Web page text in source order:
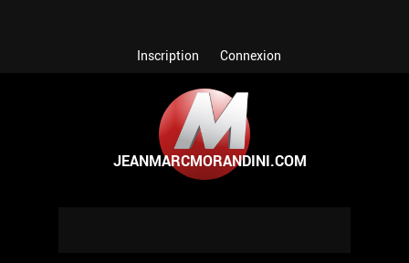
Inscription Connexion